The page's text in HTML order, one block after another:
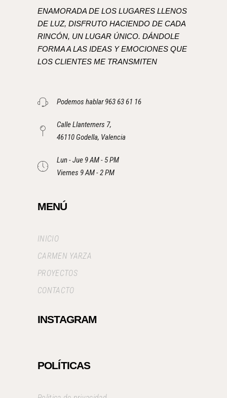
ENAMORADA DE LOS LUGARES LLENOS
DE LUZ, DISFRUTO HACIENDO DE CADA
RINCÓN, UN LUGAR ÚNICO. DÁNDOLE
FORMA A LAS IDEAS Y EMOCIONES QUE
LOS CLIENTES ME TRANSMITEN
Podemos hablar 963 63 61 16
Calle Llanterners 7,
46110 Godella, Valencia
Lun - Jue 9 AM - 5 PM
Viernes 9 AM - 2 PM
MENÚ
INICIO
CARMEN YARZA
PROYECTOS
CONTACTO
INSTAGRAM
POLÍTICAS